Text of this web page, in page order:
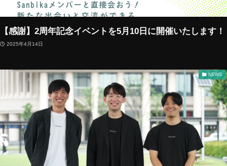
【感謝】2周年記念イベントを5月10日に開催いたします！
2025年4月14日
NEWS